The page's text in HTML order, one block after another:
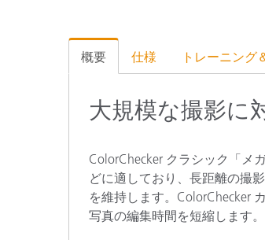
概要 仕様 トレーニング
大規模な撮影に
ColorChecker クラシック「メ
どに適しており、長距離の撮
を維持します。ColorChecker
写真の編集時間を短縮します。